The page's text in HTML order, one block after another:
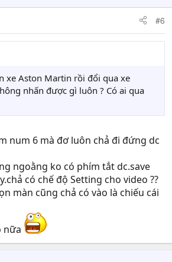
#6
xe Aston Martin rồi đổi qua xe
nhấn được gì luôn ? Có ai qua
num 6 mà đơ luôn chả đi đứng dc
ngoằng ko có phím tắt dc.save
có chế độ Setting cho video ??
màn cũng chả có vào là chiếu cái
nữa